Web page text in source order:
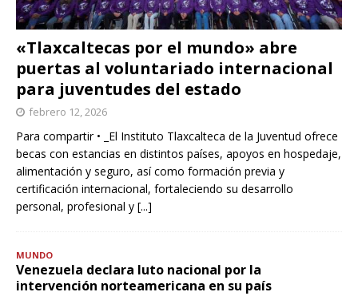
«Tlaxcaltecas por el mundo» abre
puertas al voluntariado internacional
para juventudes del estado
febrero 12, 2026
Para compartir • _El Instituto Tlaxcalteca de la Juventud ofrece
becas con estancias en distintos países, apoyos en hospedaje,
alimentación y seguro, así como formación previa y
certificación internacional, fortaleciendo su desarrollo
personal, profesional y [...]
MUNDO
Venezuela declara luto nacional por la
intervención norteamericana en su país